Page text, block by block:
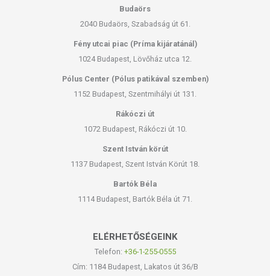
Budaörs
2040 Budaörs, Szabadság út 61.
Fény utcai piac (Príma kijáratánál)
1024 Budapest, Lövőház utca 12.
Pólus Center (Pólus patikával szemben)
1152 Budapest, Szentmihályi út 131.
Rákóczi út
1072 Budapest, Rákóczi út 10.
Szent István körút
1137 Budapest, Szent István Körút 18.
Bartók Béla
1114 Budapest, Bartók Béla út 71.
ELÉRHETŐSÉGEINK
Telefon: +36-1-255-0555
Cím: 1184 Budapest, Lakatos út 36/B